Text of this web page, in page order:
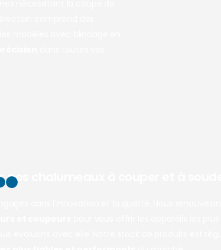
nos chalumeaux à couper et à souder